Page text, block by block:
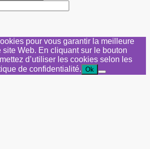
pour vous garantir la meilleure
Web. En cliquant sur le bouton
d’utiliser les cookies selon les
de confidentialité. Ok